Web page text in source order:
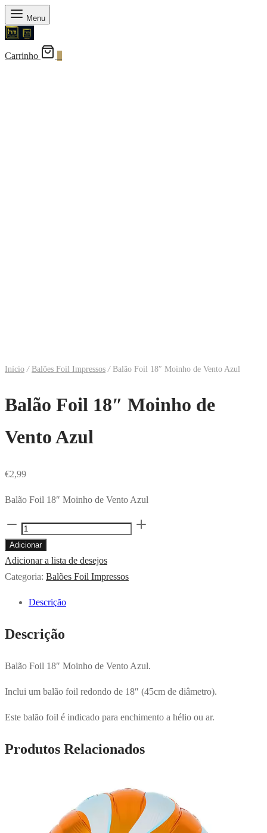
Menu
Carrinho
Início / Balões Foil Impressos /Balão Foil 18″ Moinho de Vento Azul
Balão Foil 18″ Moinho de
Vento Azul
€2,99
Balão Foil 18″ Moinho de Vento Azul
Quantidade
de
Balão
Foil
Moinho
Vento
Adicionar
Adicionar a lista de desejos
Categoria: Balões Foil Impressos
Descrição
Descrição
Balão Foil 18″ Moinho de Vento Azul.
Inclui um balão foil redondo de 18″ (45cm de diâmetro).
Este balão foil é indicado para enchimento a hélio ou ar.
Produtos Relacionados